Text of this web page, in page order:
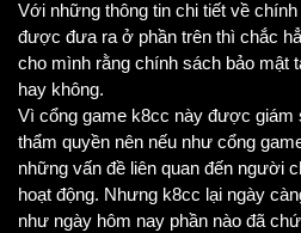
Với những thông tin chi tiết về
được đưa ra ở phần trên thì chắc
cho mình rằng chính sách bảo mật
hay không.
Vì cổng game k8cc này được giám
thẩm quyền nên nếu như cổng
những vấn đề liên quan đến người
hoạt động. Nhưng k8cc lại ngày
như ngày hôm nay phần nào đã